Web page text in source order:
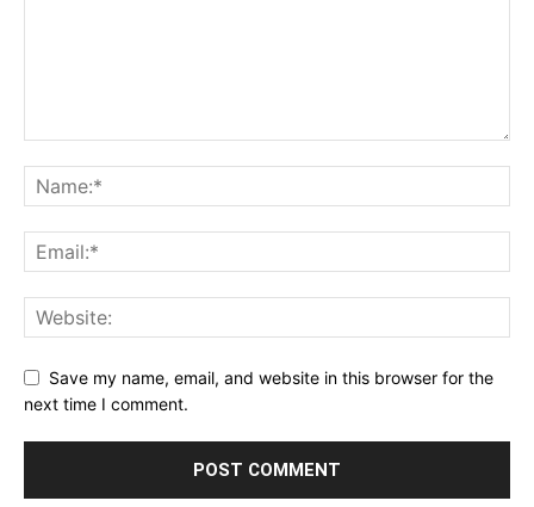
Save my name, email, and website in this browser for the
next time I comment.